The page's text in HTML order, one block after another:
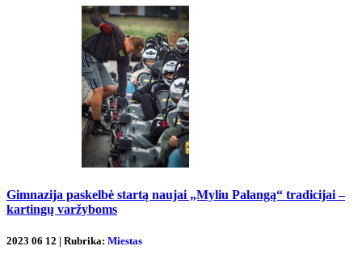
Gimnazija paskelbė startą naujai „Myliu Palangą“ tradicijai –
kartingų varžyboms
2023 06 12 | Rubrika: Miestas